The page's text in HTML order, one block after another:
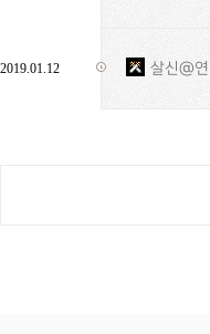
2019.01.12 살신@연